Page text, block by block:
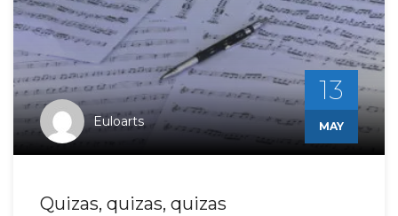
Euloarts
13
MAY
Quizas, quizas, quizas